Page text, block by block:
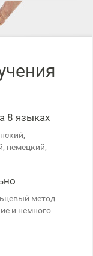
8 языках
немецкий,
метод
и немного